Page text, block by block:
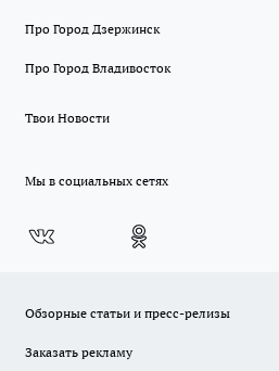
Про Город Дзержинск
Про Город Владивосток
Твои Новости
Мы в социальных сетях
Обзорные статьи и пресс-релизы
Заказать рекламу